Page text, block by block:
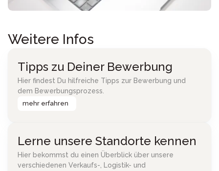
Weitere Infos
Tipps zu Deiner Bewerbung
Hier findest Du hilfreiche Tipps zur Bewerbung und
dem Bewerbungsprozess.
mehr erfahren
Lerne unsere Standorte kennen
Hier bekommst du einen Überblick über unsere
verschiedenen Verkaufs-, Logistik- und